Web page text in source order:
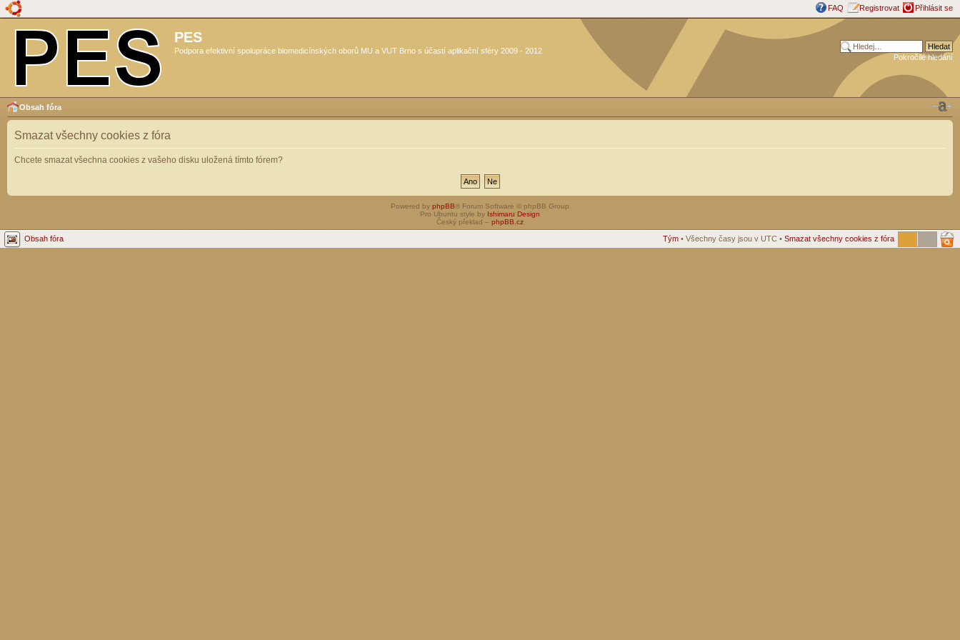
FAQ Registrovat Přihlásit se
PES
Podpora efektivní spolupráce biomedicínských oborů MU a VUT Brno s účastí aplikační sféry 2009 - 2012
Pokročilé hledání
Obsah fóra
Smazat všechny cookies z fóra
Chcete smazat všechna cookies z vašeho disku uložená tímto fórem?
Powered by phpBB® Forum Software © phpBB Group
Pro Ubuntu style by Ishimaru Design
Český překlad – phpBB.cz
Obsah fóra Tým • Všechny časy jsou v UTC • Smazat všechny cookies z fóra